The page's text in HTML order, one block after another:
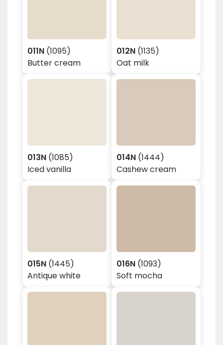
011N (1095)
Butter cream
012N (1135)
Oat milk
013N (1085)
Iced vanilla
014N (1444)
Cashew cream
015N (1445)
Antique white
016N (1093)
Soft mocha